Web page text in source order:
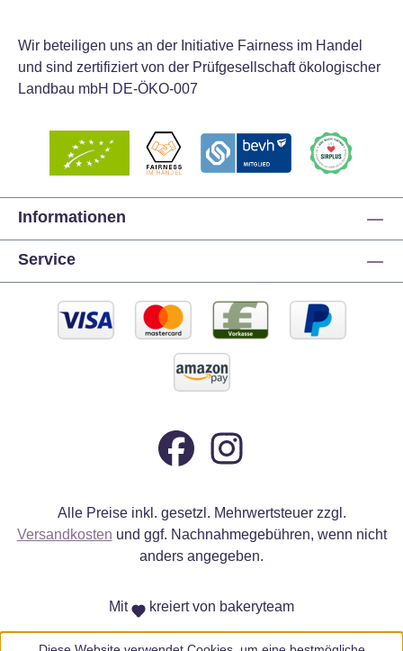
Wir beteiligen uns an der Initiative Fairness im Handel
und sind zertifiziert von der Prüfgesellschaft ökologischer
Landbau mbH DE-ÖKO-007
Informationen
Service
Alle Preise inkl. gesetzl. Mehrwertsteuer zzgl.
Versandkosten und ggf. Nachnahmegebühren, wenn nicht
anders angegeben.
Mit kreiert von bakeryteam